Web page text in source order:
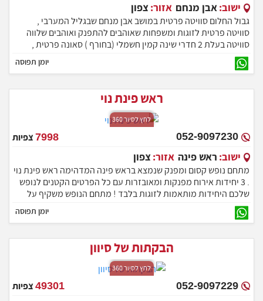
ישוב:אבן מנחם אזור:צפון
גבול החלום סוויטה פרטית במושב אבן מנחם שבגליל המערבי ,
סוויטה פרטית לזוגות ומשפחות שאוהבים להתפנק ואוהבים שלווה
סוויטה בעלת 2 חדרי שינה קמין חשמלי (בחורף ) סאונה פרטית ,
הפסקה ניתן לארח בסוויטה עד 5 נופשים בהרכב של זוג + 3.
יומן תפוסה
ראש פינת נוי
לחץ לסיור 360
052-9097230
7998צפיות
ישוב: ראש פינה אזור:צפון
מתחם נופש קסום ומפנק שנמצא בראש פינה המדהימה ראש פינת נוי
. 3 יחידות אירוח מפנקות ומאובזרות עם כל הפרטים הקטנים לנופש
שלכם היחידות מותאמות לזוגות בלבד ! מתחם הנופש משקיף על
נופים יפייפים של כנרת ורמת הגולן באזור קיים מסעדות משובחות
רבות, אטרקציות ומסלולי טיול.
יומן תפוסה
הבקתות של סיוון
לחץ לסיור 360
052-9097229
49301צפיות